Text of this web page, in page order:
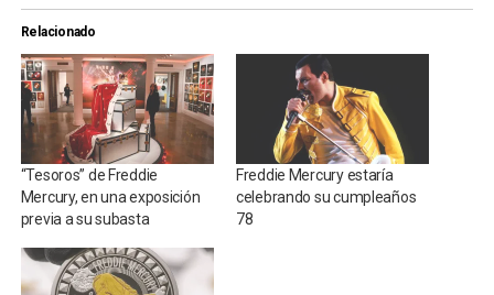
Relacionado
“Tesoros” de Freddie
Mercury, en una exposición
previa a su subasta
Freddie Mercury estaría
celebrando su cumpleaños
78